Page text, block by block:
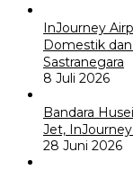
InJourney
Domestik
Sastranegara
8 Juli 2026
Bandara
Jet,
28 Juni 2026